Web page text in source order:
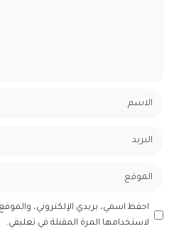
احفظ اسمي، بريدي الإلكتروني،
لاستخدامها المرة المقبلة في تعليقي.